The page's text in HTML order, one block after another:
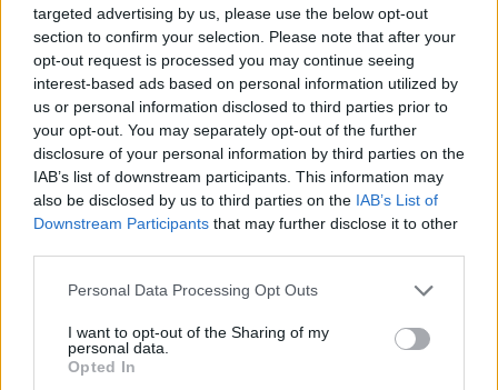
targeted advertising by us, please use the below opt-out
section to confirm your selection. Please note that after your
opt-out request is processed you may continue seeing
interest-based ads based on personal information utilized by
us or personal information disclosed to third parties prior to
your opt-out. You may separately opt-out of the further
disclosure of your personal information by third parties on the
IAB’s list of downstream participants. This information may
also be disclosed by us to third parties on the IAB’s List of
Downstream Participants that may further disclose it to other
Personal Data Processing Opt Outs
I want to opt-out of the Sharing of my
personal data.
Opted In
Le migliori idropulitrici del 2025